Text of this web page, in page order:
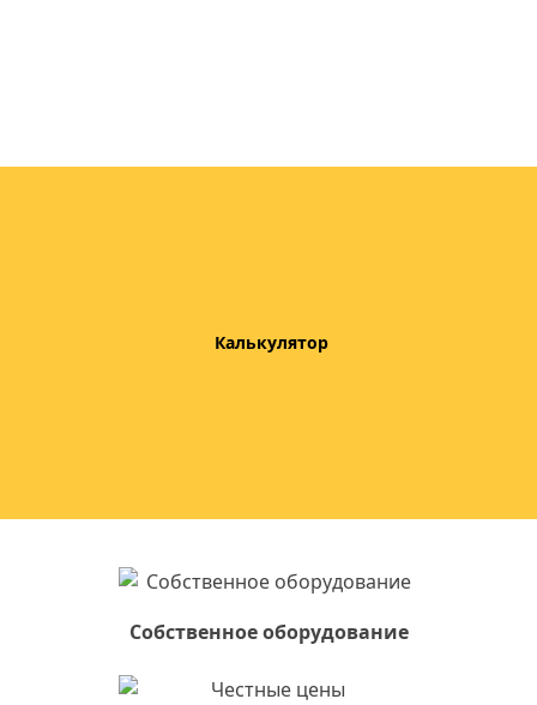
Полностью удаляем все виды загрязнений. Скидка
Калькулятор
Собственное оборудование